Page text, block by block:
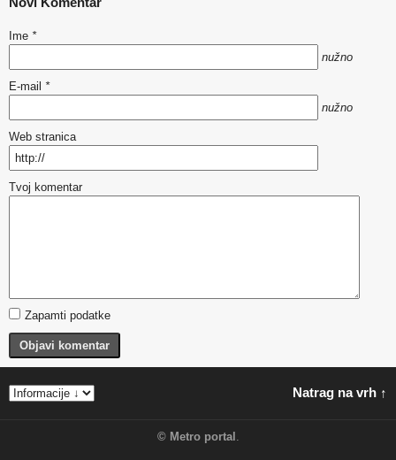
Ime *
nužno
E-mail *
nužno
Web stranica
Tvoj komentar
Zapamti podatke
Objavi komentar
Natrag na vrh ↑
© Metro portal .